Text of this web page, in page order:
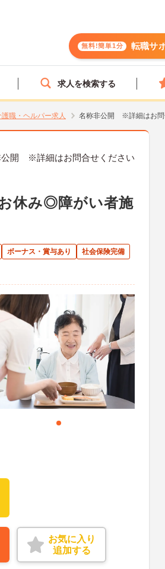
無料!簡単1分 転職サ
求人を検索する
職・ヘルパー求人 名称非公開 ※詳細はお問
公開 ※詳細はお問合せください
休み◎障がい者施
ボーナス・賞与あり
社会保険完備
お気に入り
追加する